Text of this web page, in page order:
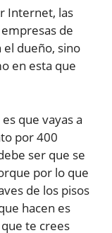
Internet, las
de
el dueño, sino
en esta que
que vayas a
por 400
ser que se
por lo que
de los pisos
hacen es
te crees